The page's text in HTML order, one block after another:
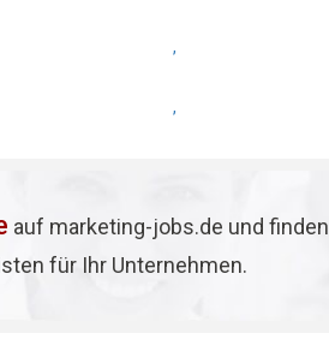
,
,
auf marketing-jobs.de und finden
für Ihr Unternehmen.